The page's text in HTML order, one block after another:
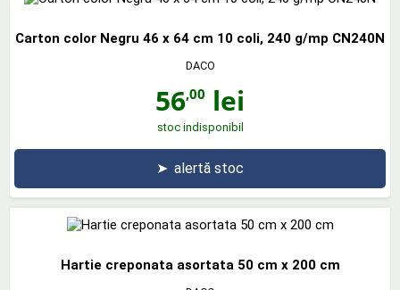
Carton color Negru 46 x 64 cm 10 coli, 240 g/mp CN240N
DACO
56,00 lei
stoc indisponibil
➤ alertă stoc
Hartie creponata asortata 50 cm x 200 cm